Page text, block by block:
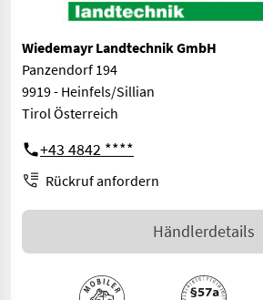
Wiedemayr Landtechnik GmbH
Panzendorf 194
9919 - Heinfels/Sillian
Tirol Österreich
+43 4842 ****
Rückruf anfordern
Händlerdetails